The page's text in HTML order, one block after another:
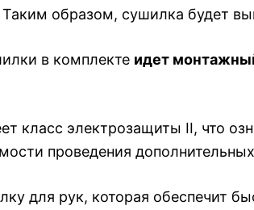
образом, сушилка будет
в комплекте идет
класс электрозащиты II, что
проведения
для рук, которая обеспечит